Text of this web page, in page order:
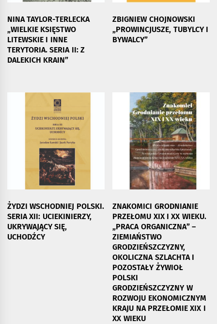
NINA TAYLOR-TERLECKA
„WIELKIE KSIĘSTWO
LITEWSKIE I INNE
TERYTORIA. SERIA II: Z
DALEKICH KRAIN”
ZBIGNIEW CHOJNOWSKI
„PROWINCJUSZE, TUBYLCY I
BYWALCY”
ŻYDZI WSCHODNIEJ POLSKI.
SERIA XII: UCIEKINIERZY,
UKRYWAJĄCY SIĘ,
UCHODŹCY
ZNAKOMICI GRODNIANIE
PRZEŁOMU XIX I XX WIEKU.
„PRACA ORGANICZNA” –
ZIEMIAŃSTWO
GRODZIEŃSZCZYZNY,
OKOLICZNA SZLACHTA I
POZOSTAŁY ŻYWIOŁ
POLSKI
GRODZIEŃSZCZYZNY W
ROZWOJU EKONOMICZNYM
KRAJU NA PRZEŁOMIE XIX I
XX WIEKU